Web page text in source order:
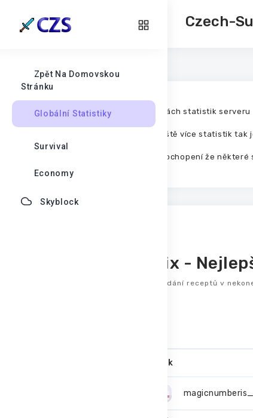
Czech-
Zpět Na Domovskou
Stránku
Globální Statistiky
Survival
Economy
Skyblock
Vítej na stránkách statistik serveru
V menu máš ještě více statistik tak
Děkujeme za pochopení že
Craftix -
Nejlepší hráči v hádání receptů v
Nick